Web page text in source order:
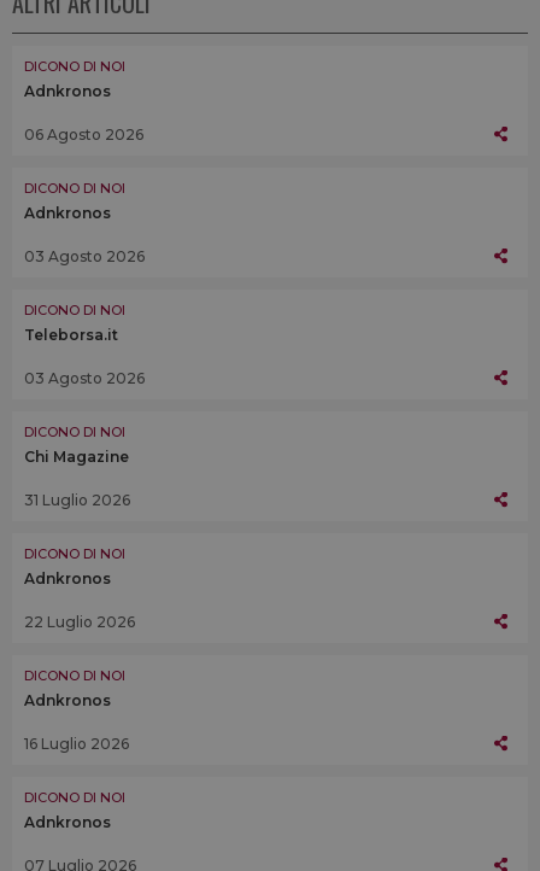
DICONO DI NOI
Adnkronos
06 Agosto 2026
DICONO DI NOI
Adnkronos
03 Agosto 2026
DICONO DI NOI
Teleborsa.it
03 Agosto 2026
DICONO DI NOI
Chi Magazine
31 Luglio 2026
DICONO DI NOI
Adnkronos
22 Luglio 2026
DICONO DI NOI
Adnkronos
16 Luglio 2026
DICONO DI NOI
Adnkronos
07 Luglio 2026